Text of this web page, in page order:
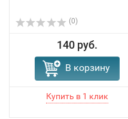
(0)
140 руб.
В корзину